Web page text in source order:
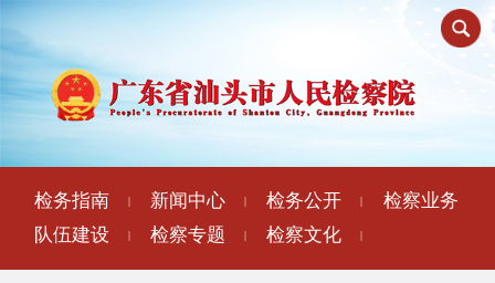
检务指南 新闻中心 检务公开
检察业务
队伍建设
检察专题 检察文化